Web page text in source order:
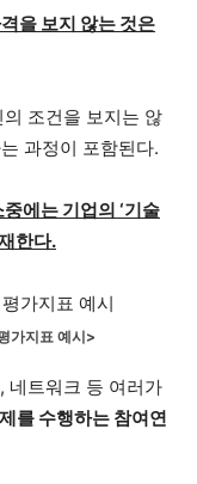
을 보지 않는 것은
조건을 보지는 않
과정이 포함된다.
에는 기업의 ‘기술
한다.
가지표 예시>
네트워크 등 여러가
를 수행하는 참여연